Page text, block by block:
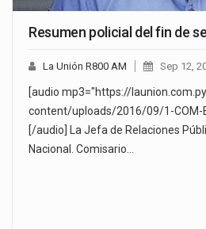
Resumen policial del fin de
La Unión R800 AM Sep 12,
[audio mp3="https://
content/uploads/2016/09/1-COM-
[/audio] La Jefa de Relaciones
Nacional. Comisario…